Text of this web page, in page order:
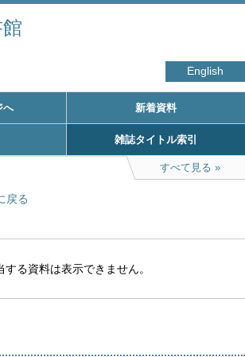
English
へ 新着資料
雑誌タイトル索引
すべて見る
戻る
する資料は表示できません。